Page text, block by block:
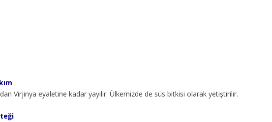
Virjinya eyaletine kadar yayılır. Ülkemizde de süs bitkisi olarak yetiştirilir.